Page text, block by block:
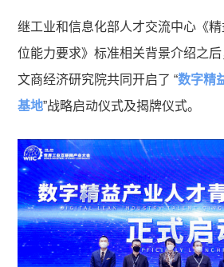
继工业和信息化部人才交流中心《
位能力要求》标准相关背景介绍之
文商经济研究院共同开启了 “数字精
基地”战略启动仪式及揭牌仪式。